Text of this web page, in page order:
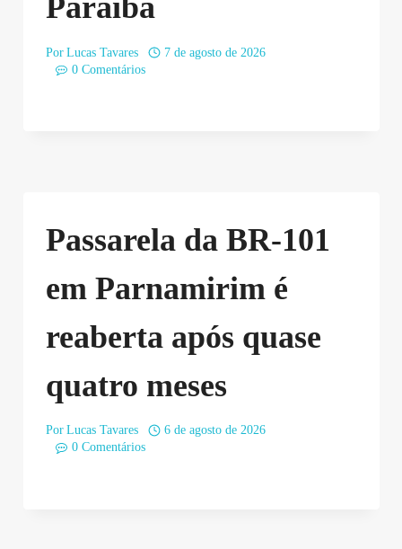
Paraíba
Por Lucas Tavares
7 de agosto de 2026
0 Comentários
Passarela da BR-101
em Parnamirim é
reaberta após quase
quatro meses
Por Lucas Tavares
6 de agosto de 2026
0 Comentários